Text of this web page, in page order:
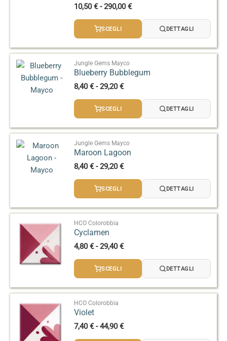
10,50€ - 290,00€Fascia
prezzo:
a
SCEGLI DETTAGLI
Jungle Gems Mayco
Blueberry Bubblegum
8,40€ - 29,20€Fascia
prezzo:
a
29,20 €
SCEGLI DETTAGLI
Jungle Gems Mayco
Maroon Lagoon
8,40€ - 29,20€Fascia
prezzo:
a
SCEGLI DETTAGLI
HCO Colorobbia
Cyclamen
4,80€ - 29,40€Fascia
prezzo:
a
SCEGLI DETTAGLI
HCO Colorobbia
Violet
7,40€ - 44,90€Fascia